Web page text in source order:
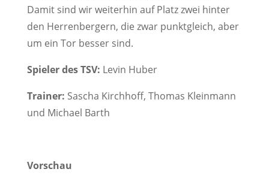
Damit sind wir weiterhin auf Platz zwei hinter
den Herrenbergern, die zwar punktgleich, aber
um ein Tor besser sind.
Spieler des TSV: Levin Huber
Trainer: Sascha Kirchhoff, Thomas Kleinmann
und Michael Barth
Vorschau